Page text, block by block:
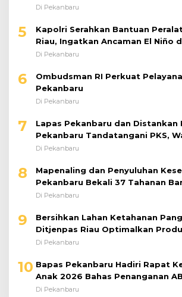
Kecelakaan di Tol
Di Pekanbaru
5
Kapolri Serahkan Bantuan
Riau, Ingatkan Ancaman El Niño
Prioritaskan Pencegahan
Di Pekanbaru
6
Ombudsman RI Perkuat
Pekanbaru
Di Pekanbaru
7
Lapas Pekanbaru dan Distankan
Pekanbaru Tandatangani PKS,
Dibekali Keterampilan
Di Pekanbaru
8
Mapenaling dan Penyuluhan
Pekanbaru Bekali 37 Tahanan
Edukasi TBC, HIV, dan Bahaya
Di Pekanbaru
9
Bersihkan Lahan Ketahanan
Ditjenpas Riau Optimalkan
Di Pekanbaru
10 Bapas Pekanbaru Hadiri Rapat
Anak 2026 Bahas Penanganan
Di Pekanbaru